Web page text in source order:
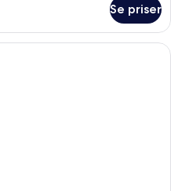
Se priser
Suite, 1 soverom, peis | 1 soverom,